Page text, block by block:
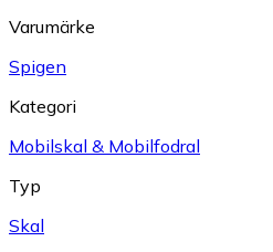
Varumärke
Spigen
Kategori
Mobilskal & Mobilfodral
Typ
Skal